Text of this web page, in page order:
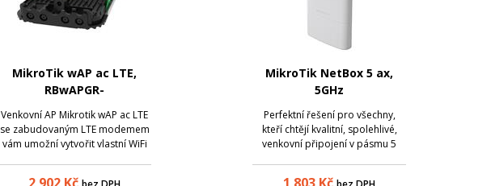
MikroTik wAP ac LTE,
RBwAPGR-
Venkovní AP Mikrotik wAP ac LTE
se zabudovaným LTE modemem
vám umožní vytvořit vlastní WiFi
MikroTik NetBox 5 ax,
5GHz
Perfektní řešení pro všechny,
kteří chtějí kvalitní, spolehlivé,
venkovní připojení v pásmu 5